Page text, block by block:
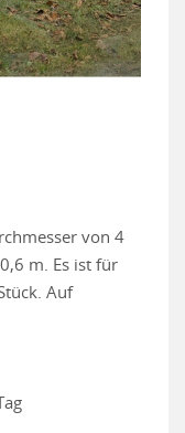
von 4
m. Es ist für
Auf